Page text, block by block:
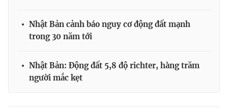
Nhật Bản cảnh báo nguy cơ động đất mạnh
trong 30 năm tới
Nhật Bản: Động đất 5,8 độ richter, hàng trăm
người mắc kẹt